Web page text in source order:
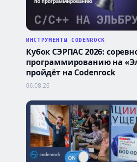
ИНСТРУМЕНТЫ CODENROCK
Кубок СЭРПАС 2026:
программированию на
пройдёт на Codenrock
06.08.26